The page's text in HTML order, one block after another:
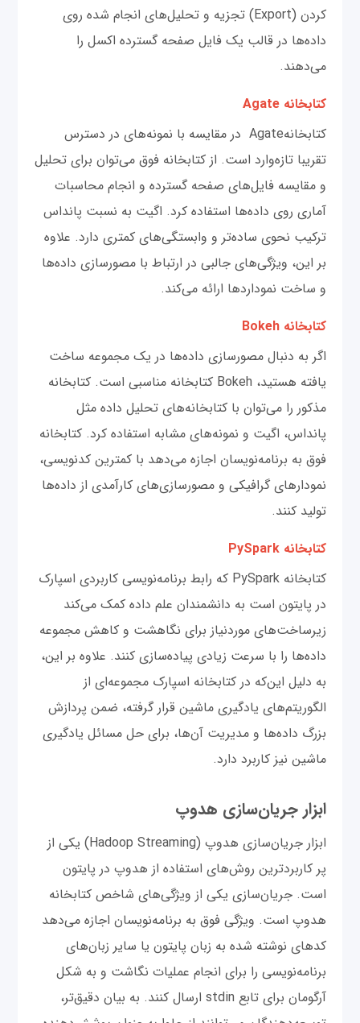
کردن (Export) تجزیه و تحلیل‌های انجام شده روی
داده‌ها در قالب یک فایل صفحه گسترده اکسل را
می‌دهند.
کتابخانه Agate
کتابخانهAgate در مقایسه با نمونه‌های در دسترس
تقریبا تازه‌وارد است. از کتابخانه فوق می‌توان برای تحلیل
و مقایسه فایل‌های صفحه گسترده و انجام محاسبات
آماری روی داده‌ها استفاده کرد. اگیت به نسبت پانداس
ترکیب نحوی ساده‌تر و وابستگی‌های کمتری دارد. علاوه
بر این، ویژگی‌های جالبی در ارتباط با مصورسازی داده‌ها
و ساخت نموداردها ارائه می‌کند.
کتابخانه Bokeh
اگر به دنبال مصورسازی داده‌ها در یک مجموعه ساخت
یافته هستید، Bokeh کتابخانه مناسبی است. کتابخانه
مذکور را می‌توان با کتابخانه‌های تحلیل داده مثل
پانداس، اگیت و نمونه‌های مشابه استفاده کرد. کتابخانه
فوق به برنامه‌نویسان اجازه می‌دهد با کمترین کدنویسی،
نمودارهای گرافیکی و مصورسازی‌های کارآمدی از داده‌ها
تولید کنند.
کتابخانه‌ PySpark
کتابخانه PySpark که رابط برنامه‌نویسی کاربردی اسپارک
در پایتون است به دانشمندان علم داده کمک می‌کند
زیرساخت‌های موردنیاز برای نگاهشت و کاهش مجموعه
داده‌ها را با سرعت زیادی پیاده‌سازی کنند. علاوه بر این،
به دلیل این‌که در کتابخانه اسپارک مجموعه‌ای از
الگوریتم‌های یادگیری ماشین قرار گرفته، ضمن پردازش
بزرگ داد‌ه‌ها و مدیریت آن‌ها، برای حل مسائل یادگیری
ماشین نیز کاربرد دارد.
ابزار جریان‌سازی هدوپ
ابزار جریان‌سازی هدوپ (Hadoop Streaming) یکی از
پر کاربردترین روش‌های استفاده از هدوپ در پایتون
است. جریان‌سازی یکی از ویژگی‌های شاخص کتابخانه
هدوپ است. ویژگی فوق به برنامه‌نویسان اجازه می‌دهد
کدهای نوشته شده به زبان پایتون یا سایر زبان‌های
برنامه‌نویسی را برای انجام عملیات نگاشت و به شکل
آرگومان برای تابع stdin ارسال کنند. به بیان دقیق‌تر،